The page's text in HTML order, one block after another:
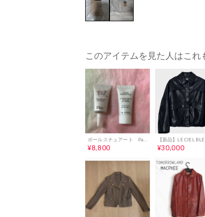
このアイテムを見た人はこれ
¥8,800 ¥30,000